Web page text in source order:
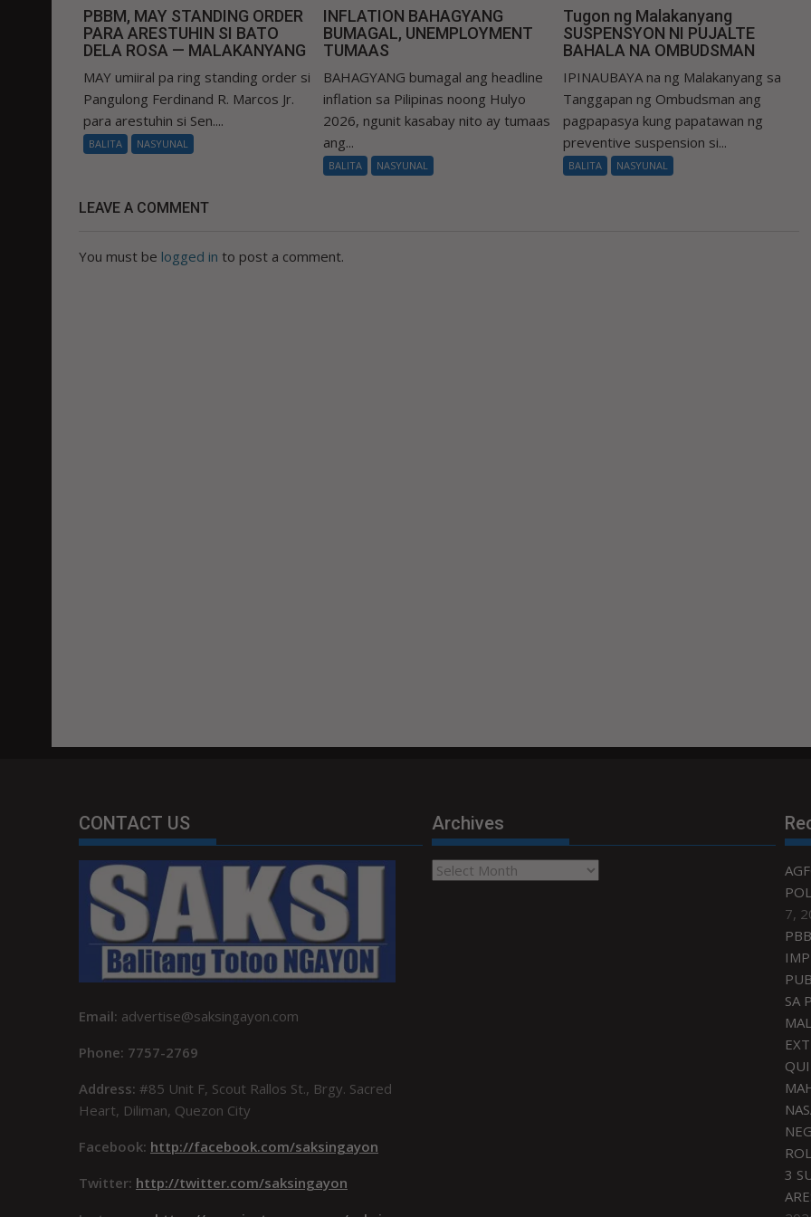
PBBM, MAY STANDING ORDER
PARA ARESTUHIN SI BATO
DELA ROSA — MALAKANYANG
MAY umiiral pa ring standing order si
Pangulong Ferdinand R. Marcos Jr.
para arestuhin si Sen....
BALITA NASYUNAL
INFLATION BAHAGYANG
BUMAGAL, UNEMPLOYMENT
TUMAAS
BAHAGYANG bumagal ang headline
inflation sa Pilipinas noong Hulyo
2026, ngunit kasabay nito ay tumaas
ang...
BALITA NASYUNAL
Tugon ng Malakanyang
SUSPENSYON NI PUJALTE
BAHALA NA OMBUDSMAN
IPINAUBAYA na ng Malakanyang sa
Tanggapan ng Ombudsman ang
pagpapasya kung papatawan ng
preventive suspension si...
BALITA NASYUNAL
LEAVE A COMMENT
You must be logged in to post a comment.
CONTACT US
Email: advertise@saksingayon.com
Phone: 7757-2769
Address: #85 Unit F, Scout Rallos St., Brgy. Sacred
Heart, Diliman, Quezon City
Facebook: http://facebook.com/saksingayon
Twitter: http://twitter.com/saksingayon
Archives
Archives
7,
SA
3